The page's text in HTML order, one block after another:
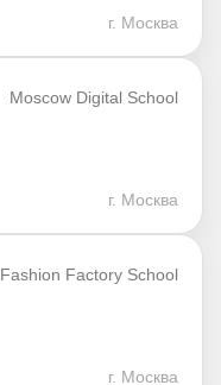
г. Москва
Moscow Digital School
г. Москва
Fashion Factory School
г. Москва